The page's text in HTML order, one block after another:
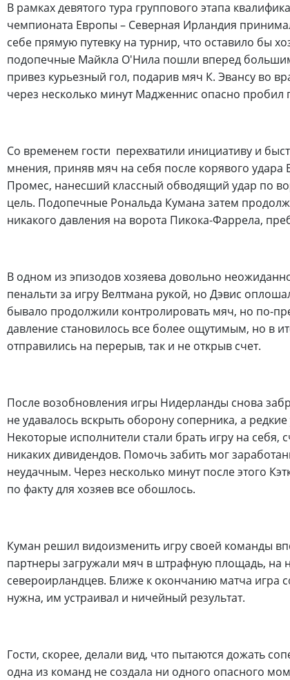
В рамках девятого тура группового этапа
чемпионата Европы – Северная Ирландия
себе прямую путевку на турнир, что оставило бы
подопечные Майкла О'Нила пошли вперед
привез курьезный гол, подарив мяч К. Эвансу во
через несколько минут Мадженнис опасно пробил
Со временем гости перехватили инициативу и
мнения, приняв мяч на себя после корявого
Промес, нанесший классный обводящий удар по
цель. Подопечные Рональда Кумана затем
никакого давления на ворота Пикока-Фаррела,
В одном из эпизодов хозяева довольно
пенальти за игру Велтмана рукой, но Дэвис
бывало продолжили контролировать мяч, но по-
давление становилось все более ощутимым, но в
отправились на перерыв, так и не открыв счет.
После возобновления игры Нидерланды снова
не удавалось вскрыть оборону соперника, а
Некоторые исполнители стали брать игру на себя,
никаких дивидендов. Помочь забить мог
неудачным. Через несколько минут после этого
по факту для хозяев все обошлось.
Куман решил видоизменить игру своей команды
партнеры загружали мяч в штрафную площадь,
североирландцев. Ближе к окончанию матча игра
нужна, им устраивал и ничейный результат.
Гости, скорее, делали вид, что пытаются дожать
одна из команд не создала ни одного опасного